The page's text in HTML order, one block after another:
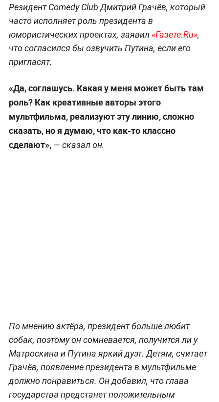
Резидент Comedy Club Дмитрий Грачёв, который
часто исполняет роль президента в
юмористических проектах, заявил«Газете.Ru»,
что согласился бы озвучить Путина, если его
пригласят.
«Да, соглашусь. Какая у меня может быть там
роль? Как креативные авторы этого
мультфильма, реализуют эту линию, сложно
сказать, но я думаю, что как-то классно
сделают»,— сказал он.
По мнению актёра, президент больше любит
собак, поэтому он сомневается, получится ли у
Матроскина и Путина яркий дуэт. Детям, считает
Грачёв, появление президента в мультфильме
должно понравиться. Он добавил, что глава
государства предстанет положительным